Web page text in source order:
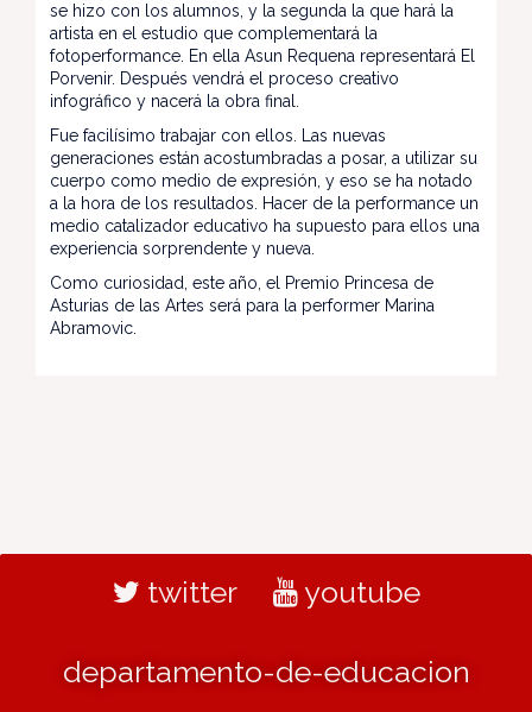
se hizo con los alumnos, y la segunda la que hará la
artista en el estudio que complementará la
fotoperformance. En ella Asun Requena representará El
Porvenir. Después vendrá el proceso creativo
infográfico y nacerá la obra final.
Fue facilísimo trabajar con ellos. Las nuevas
generaciones están acostumbradas a posar, a utilizar su
cuerpo como medio de expresión, y eso se ha notado
a la hora de los resultados. Hacer de la performance un
medio catalizador educativo ha supuesto para ellos una
experiencia sorprendente y nueva.
Como curiosidad, este año, el Premio Princesa de
Asturias de las Artes será para la performer Marina
Abramovic.
twitter youtube
departamento-de-educacion